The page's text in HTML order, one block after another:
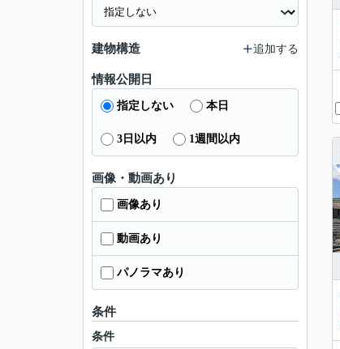
建物構造 追加する
情報公開日
指定しない 本日
3日以内 1週間以内
画像・動画あり
画像あり
動画あり
パノラマあり
条件
条件